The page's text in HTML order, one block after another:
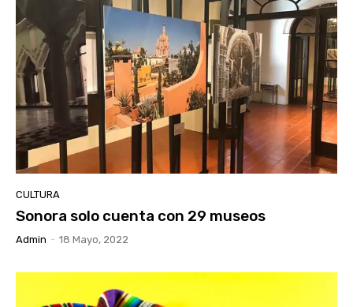
CULTURA
Sonora solo cuenta con 29 museos
Admin - 18 Mayo, 2022